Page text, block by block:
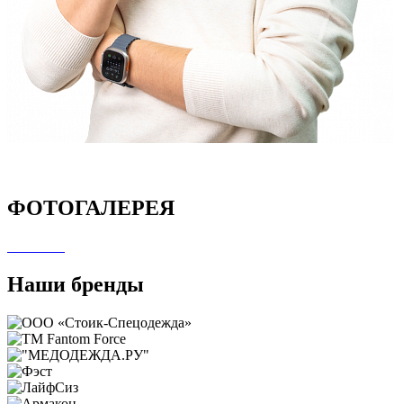
ФОТОГАЛЕРЕЯ
Наши бренды